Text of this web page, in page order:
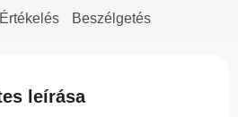
Értékelés Beszélgetés
leírása